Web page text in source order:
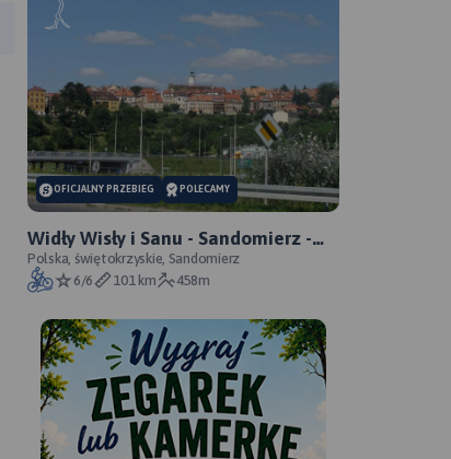
OFICJALNY PRZEBIEG POLECAMY
Widły Wisły i Sanu - Sandomierz -
Zawichost - Annopol - oficjalny
przebieg
Polska, świętokrzyskie, Sandomierz
6/6
101 km 458m